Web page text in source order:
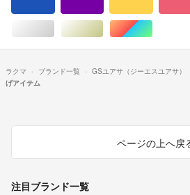
シルバー/銀色系ゴールド/金色系マルチカ
ラクマ ブランド一覧 GSユアサ（ジーエスユアサ）
げアイテム
ページの上へ戻
注目ブランド一覧